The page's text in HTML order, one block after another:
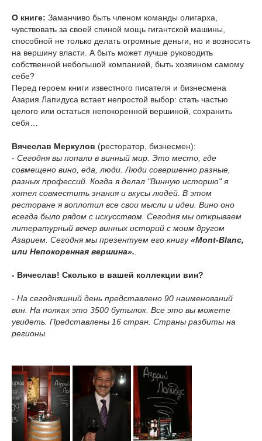
О книге: Заманчиво быть членом команды олигарха,
чувствовать за своей спиной мощь гигантской машины,
способной не только делать огромные деньги, но и возносить
на вершину власти. А быть может лучше руководить
собственной небольшой компанией, быть хозяином самому
себе?
Перед героем книги известного писателя и бизнесмена
Азария Лапидуса встает непростой выбор: стать частью
целого или остаться непокоренной вершиной, сохранить
себя…
Вячеслав Меркулов (ресторатор, бизнесмен):
- Сегодня вы попали в винный мир. Это место, где
совмещено вино, еда, люди. Люди совершенно разные,
разных профессий. Когда я делал "Винную историю" я
хотел совместить знания и вкусы людей. В этом
ресторане я воплотил все свои мысли и идеи. Вино оно
всегда было рядом с искусством. Сегодня мы открываем
литературный вечер винных историй с моим другом
Азарием. Сегодня мы презентуем его книгу«Mont-Blanc,
или Непокоренная вершина».
- Вячеслав! Сколько в вашей коллекции вин?
- На сегодняшний день представлено 90 наименований
вин. На полках это 3500 бутылок. Все это вы можете
увидеть. Представлены 16 стран. Страны разбиты на
регионы.